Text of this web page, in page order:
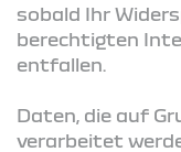
sobald Ihr
berechtigten
entfallen.
Daten, die auf
verarbeitet